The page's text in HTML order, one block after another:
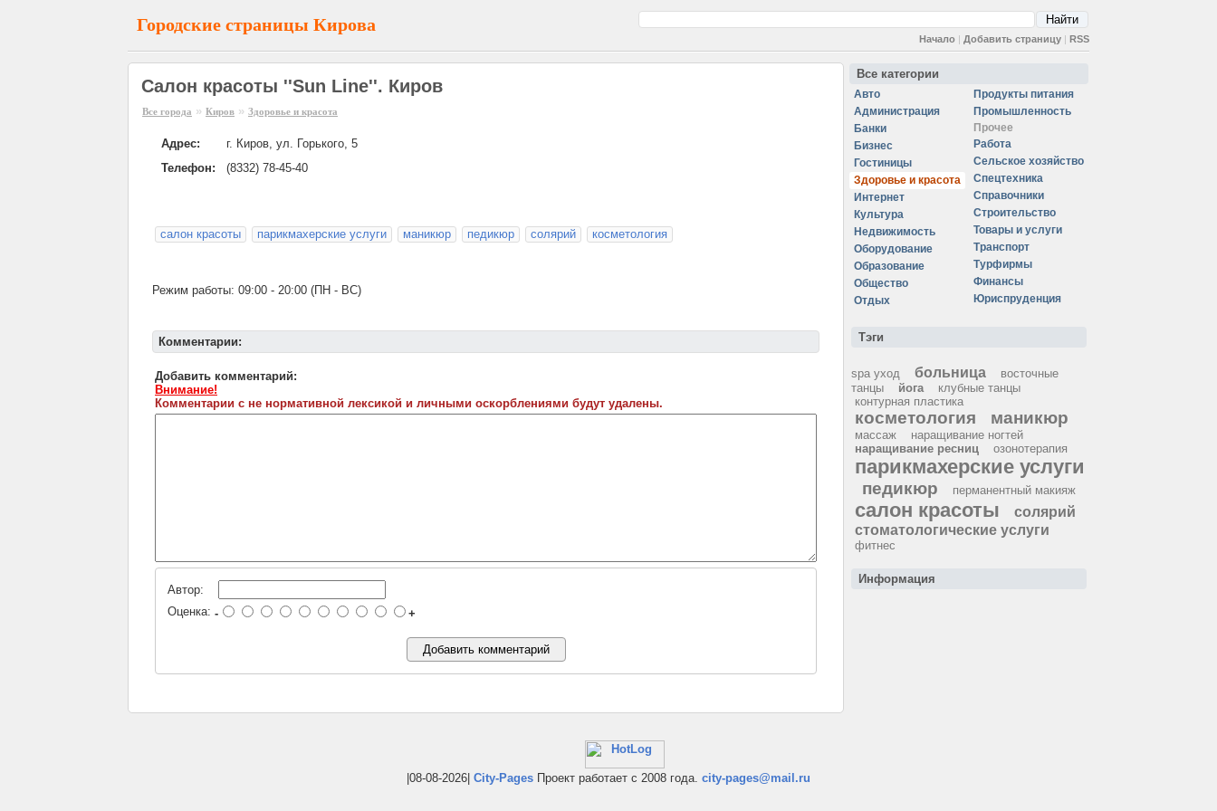
Городские страницы Кирова
Начало | Добавить страницу | RSS
Салон красоты ''Sun Line''. Киров
Все города » Киров » Здоровье и красота
Адрес:
г. Киров, ул. Горького, 5
Телефон:
(8332) 78-45-40
салон красоты парикмахерские услуги маникюр педикюр солярий косметология
Режим работы: 09:00 - 20:00 (ПН - ВС)
Комментарии:
Добавить комментарий:
Внимание!
Комментарии с не нормативной лексикой и личными оскорблениями будут удалены.
Автор:
Оценка: - +
Все категории
Авто
Администрация
Банки
Бизнес
Гостиницы
Здоровье и красота
Интернет
Культура
Недвижимость
Оборудование
Образование
Общество
Отдых
Продукты питания
Промышленность
Прочее
Работа
Сельское хозяйство
Спецтехника
Справочники
Строительство
Товары и услуги
Транспорт
Турфирмы
Финансы
Юриспруденция
Тэги
spa уход больница
восточные
танцы
йога
клубные танцы
контурная пластика
косметология маникюр
массаж
наращивание ногтей
наращивание ресниц
озонотерапия
парикмахерские услуги
педикюр перманентный макияж
салон красоты
солярий
стоматологические услуги
фитнес
Информация
|08-08-2026| City-Pages Проект работает с 2008 года. city-pages@mail.ru